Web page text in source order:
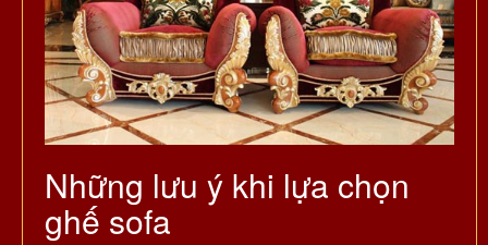
Những lưu ý khi lựa chọn
ghế sofa